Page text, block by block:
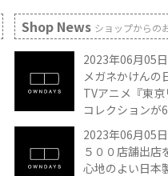
Shop News ショップからの
2023年06月05日
メガネかけんの
TVアニメ『東
コレクションが
2023年06月05日
５００店舗出店
心地のよい日本